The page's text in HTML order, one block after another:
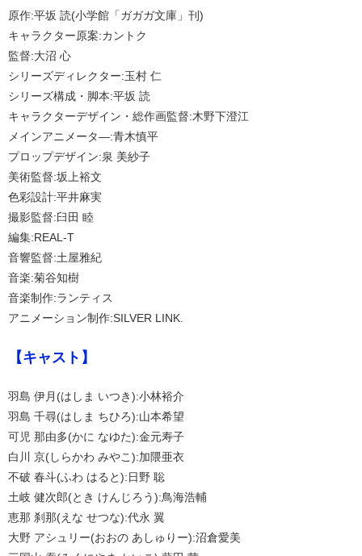
原作:平坂 読(小学館「ガガガ文庫」刊)
キャラクター原案:カントク
監督:大沼 心
シリーズディレクター:玉村 仁
シリーズ構成・脚本:平坂 読
キャラクターデザイン・総作画監督:木野下澄江
メインアニメータ―:青木慎平
プロップデザイン:泉 美紗子
美術監督:坂上裕文
色彩設計:平井麻実
撮影監督:臼田 睦
編集:REAL-T
音響監督:土屋雅紀
音楽:菊谷知樹
音楽制作:ランティス
アニメーション制作:SILVER LINK.
【キャスト】
羽島 伊月(はしま いつき):小林裕介
羽島 千尋(はしま ちひろ):山本希望
可児 那由多(かに なゆた):金元寿子
白川 京(しらかわ みやこ):加隈亜衣
不破 春斗(ふわ はると):日野 聡
土岐 健次郎(とき けんじろう):鳥海浩輔
恵那 刹那(えな せつな):代永 翼
大野 アシュリー(おおの あしゅりー):沼倉愛美